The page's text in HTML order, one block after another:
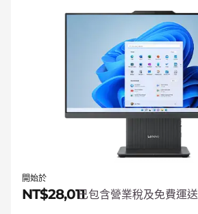
開始於
NT$28,011已包含營業稅及免費運送